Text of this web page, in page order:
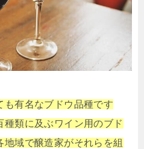
も有名なブドウ品種です
類に及ぶワイン用のブド
域で醸造家がそれらを組